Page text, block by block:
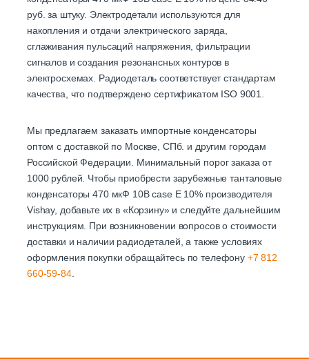
руб. за штуку. Электродетали используются для
накопления и отдачи электрического заряда,
сглаживания пульсаций напряжения, фильтрации
сигналов и создания резонансных контуров в
электросхемах. Радиодеталь соответствует стандартам
качества, что подтверждено сертификатом ISO 9001.
Мы предлагаем заказать импортные конденсаторы
оптом с доставкой по Москве, СПб. и другим городам
Российской Федерации. Минимальный порог заказа от
1000 рублей. Чтобы приобрести зарубежные танталовые
конденсаторы 470 мкФ 10В case E 10% производителя
Vishay, добавьте их в «Корзину» и следуйте дальнейшим
инструкциям. При возникновении вопросов о стоимости
доставки и наличии радиодеталей, а также условиях
оформления покупки обращайтесь по телефону +7 812
660-59-84.